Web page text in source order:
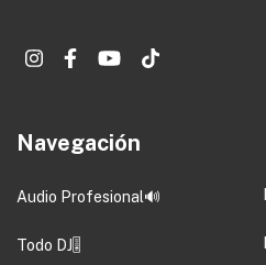
Navegación
Audio Profesional🔊
Todo DJ🎚️